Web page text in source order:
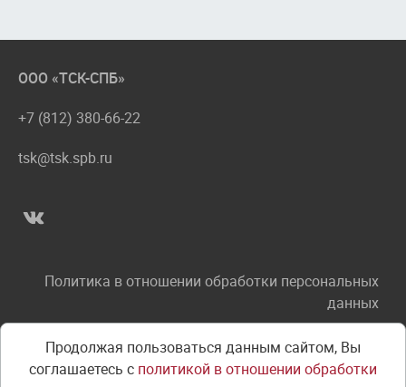
ООО «ТСК-СПБ»
+7 (812) 380-66-22
tsk@tsk.spb.ru
Политика в отношении обработки персональных
данных
Соглашение об использовании сайта
Правила оплаты
Продолжая пользоваться данным сайтом, Вы
соглашаетесь с политикой в отношении обработки